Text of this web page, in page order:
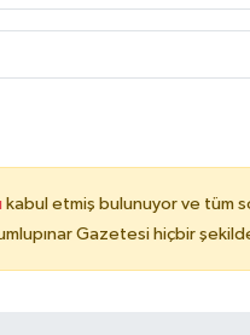
kabul etmiş bulunuyor ve tüm
Gazetesi hiçbir